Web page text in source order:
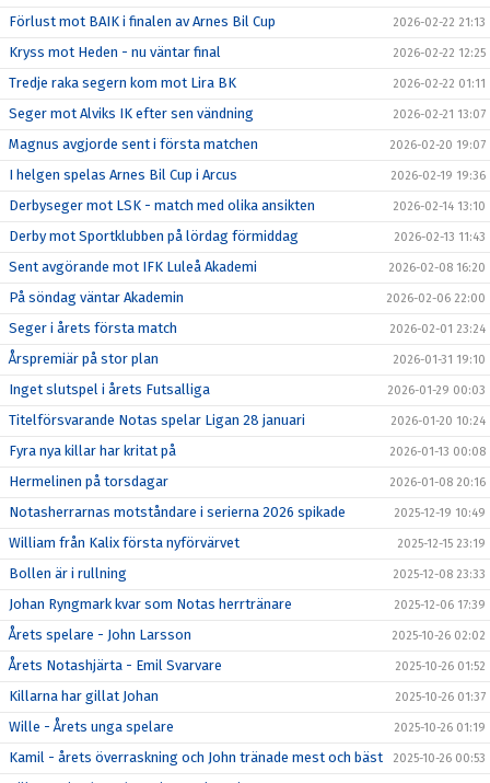
Förlust mot BAIK i finalen av Arnes Bil Cup 2026-02-22 21:13
Kryss mot Heden - nu väntar final 2026-02-22 12:25
Tredje raka segern kom mot Lira BK 2026-02-22 01:11
Seger mot Alviks IK efter sen vändning 2026-02-21 13:07
Magnus avgjorde sent i första matchen 2026-02-20 19:07
I helgen spelas Arnes Bil Cup i Arcus 2026-02-19 19:36
Derbyseger mot LSK - match med olika ansikten 2026-02-14 13:10
Derby mot Sportklubben på lördag förmiddag 2026-02-13 11:43
Sent avgörande mot IFK Luleå Akademi 2026-02-08 16:20
På söndag väntar Akademin 2026-02-06 22:00
Seger i årets första match 2026-02-01 23:24
Årspremiär på stor plan 2026-01-31 19:10
Inget slutspel i årets Futsalliga 2026-01-29 00:03
Titelförsvarande Notas spelar Ligan 28 januari 2026-01-20 10:24
Fyra nya killar har kritat på 2026-01-13 00:08
Hermelinen på torsdagar 2026-01-08 20:16
Notasherrarnas motståndare i serierna 2026 spikade 2025-12-19 10:49
William från Kalix första nyförvärvet 2025-12-15 23:19
Bollen är i rullning 2025-12-08 23:33
Johan Ryngmark kvar som Notas herrtränare 2025-12-06 17:39
Årets spelare - John Larsson 2025-10-26 02:02
Årets Notashjärta - Emil Svarvare 2025-10-26 01:52
Killarna har gillat Johan 2025-10-26 01:37
Wille - Årets unga spelare 2025-10-26 01:19
Kamil - årets överraskning och John tränade mest och bäst 2025-10-26 00:53